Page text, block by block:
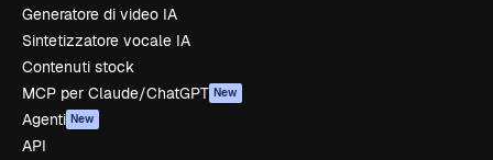
Generatore di video IA
Sintetizzatore vocale IA
Contenuti stock
MCP per Claude/ChatGPT New
Agenti New
API